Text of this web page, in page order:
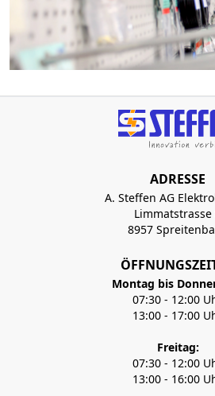
ADRESSE
A. Steffen AG
Limmatstrasse
8957
Montag bis
07:30 - 12:00
13:00 - 17:00
Freitag:
07:30 - 12:00
13:00 - 16:00